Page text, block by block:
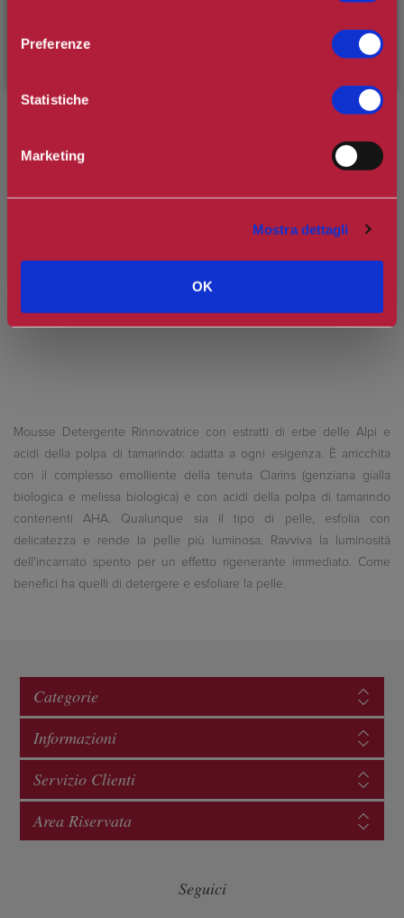
Preferenze
Statistiche
Marketing
Mostra dettagli
OK
Ottieni 2 punti Camilleri Fidelity Card -Regolamento
Si tratta della prima recensione per questo prodotto
Mousse Detergente Rinnovatrice con estratti di erbe delle Alpi e
acidi della polpa di tamarindo: adatta a ogni esigenza. È arricchita
con il complesso emolliente della tenuta Clarins (genziana gialla
biologica e melissa biologica) e con acidi della polpa di tamarindo
contenenti AHA. Qualunque sia il tipo di pelle, esfolia con
delicatezza e rende la pelle più luminosa. Ravviva la luminosità
dell'incarnato spento per un effetto rigenerante immediato. Come
benefici ha quelli di detergere e esfoliare la pelle.
Categorie
Informazioni
Servizio Clienti
Area Riservata
Seguici
inserendo il codice